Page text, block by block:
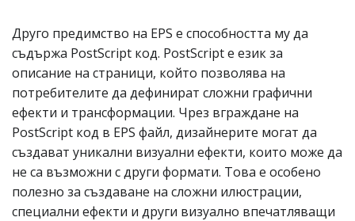
Друго предимство на EPS е способността му да
съдържа PostScript код. PostScript е език за
описание на страници, който позволява на
потребителите да дефинират сложни графични
ефекти и трансформации. Чрез вграждане на
PostScript код в EPS файл, дизайнерите могат да
създават уникални визуални ефекти, които може да
не са възможни с други формати. Това е особено
полезно за създаване на сложни илюстрации,
специални ефекти и други визуално впечатляващи